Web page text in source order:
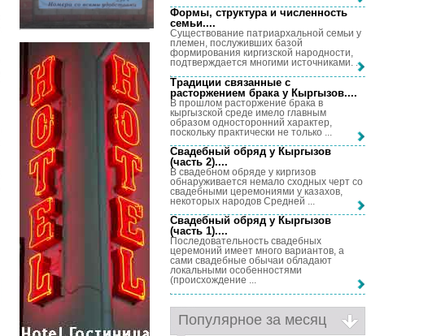
Формы, структура и численность
семьи....
Существование патриархальной семьи у
племен, послуживших базой
формирования киргизской народности,
подтверждается многими источниками. ...
Традиции связанные с
расторжением брака у Кыргызов....
В прошлом расторжение брака в
кыргызской среде имело главным
образом односторонний характер,
поскольку практически не только ...
Свадебный обряд у Кыргызов
(часть 2)....
В свадебном обряде у киргизов
обнаруживается немало сходных черт со
свадебными церемониями у казахов,
некоторых народов Средней ...
Свадебный обряд у Кыргызов
(часть 1)....
Последовательность свадебных
церемоний имеет много вариантов, а
сами свадебные обычаи обладают
локальными особенностями
(происхождение ...
Популярное за месяц